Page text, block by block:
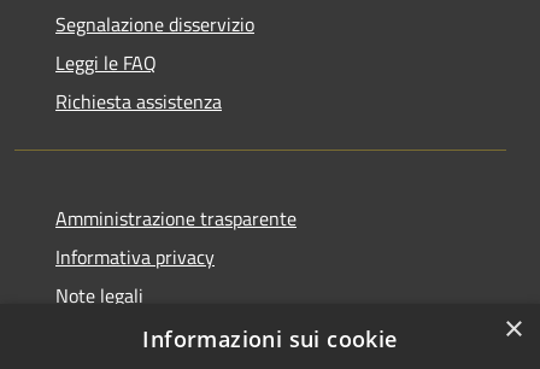
Segnalazione disservizio
Leggi le FAQ
Richiesta assistenza
Amministrazione trasparente
Informativa privacy
Note legali
Dichiarazione di accessibilità
×
Informazioni sui cookie